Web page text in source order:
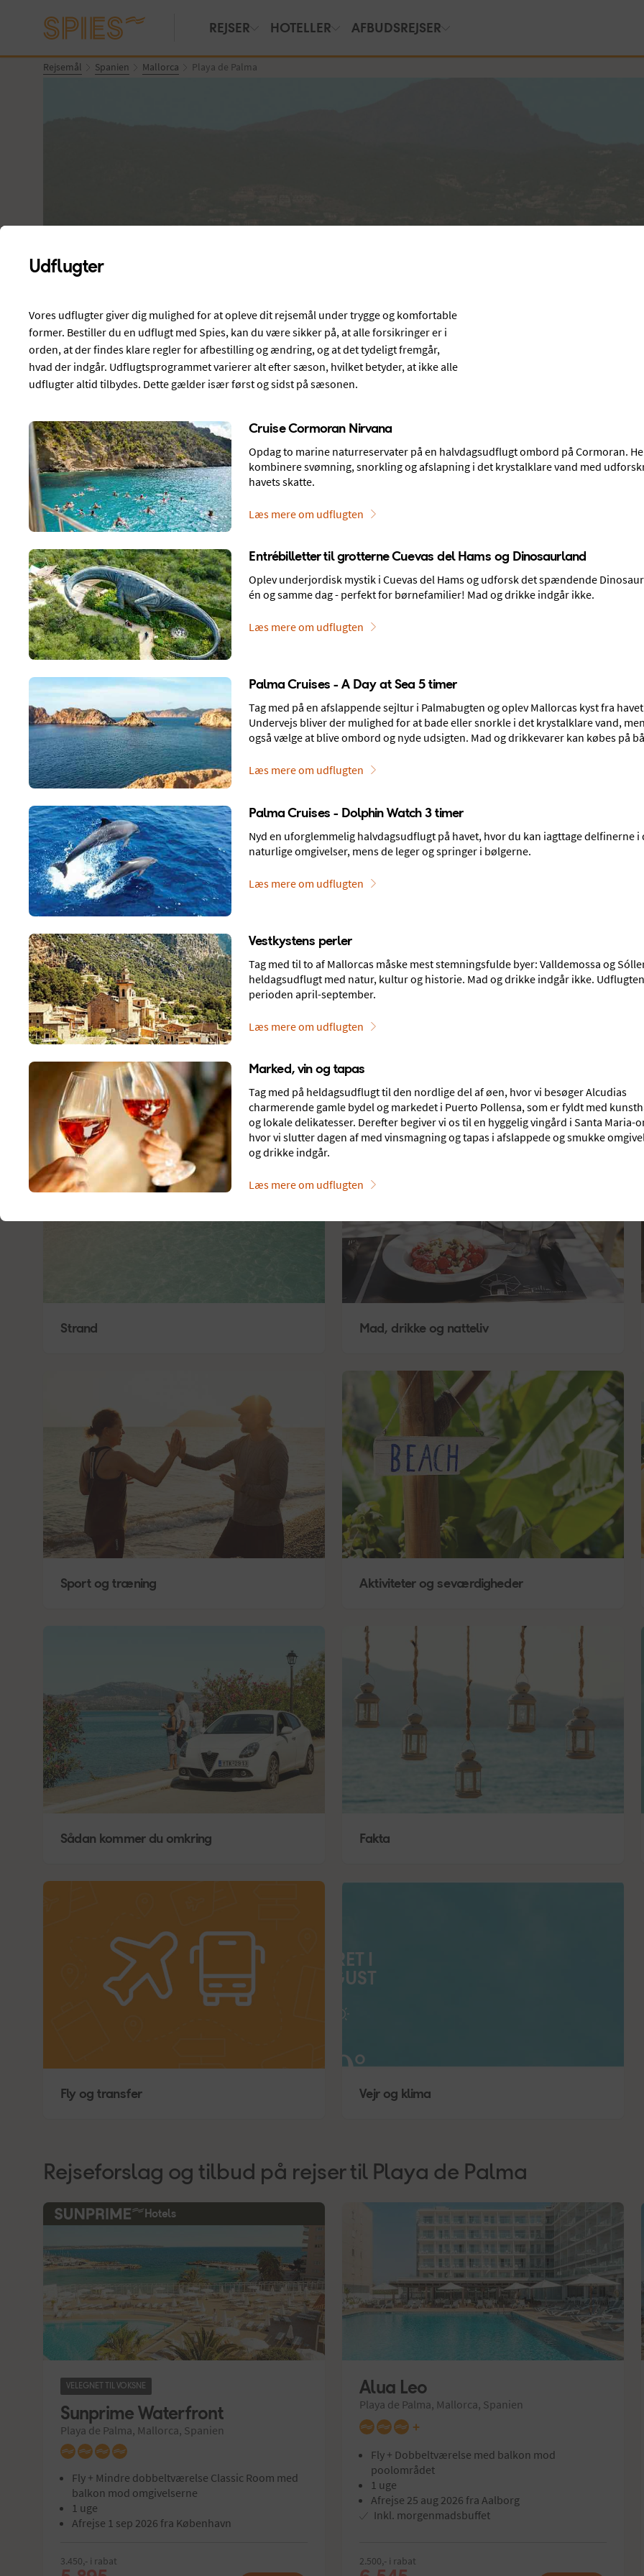
REJSER HOTELLER AFBUDSREJSER
Rejsemål Spanien Mallorca Playa de Palma
VELEGNET TIL TRÆNING
Rejser tilPlaya de Palma
Mallorca,Spanien
Playa de Palma på Mallorca byder på en flere kilometer lang sandstrand, hoteller ved havet og kort afstand til
Palma, hvor der findes shoppingmuligheder, restauranter og et livligt natteliv.
Læs mere om Playa de Palma
Spies' gæster om Playa de Palma
Bedømmelse fra Spies gæster: 4.5/5
Strande
4,4
Restauranter og barer
4,3
Børnevenligt
4,2
Flere bedømmelser
FIND DIT HOTEL
Find din rejse tilPlaya de Palma
Bestil din rejse
FRA
København
REJSEMÅL
Playa de Palma, Spanien
REJSELÆNGDE
OmPlaya de Palma
Udflugter
Vores udflugter giver dig mulighed for at opleve dit rejsemål under trygge og komfortable
former. Bestiller du en udflugt med Spies, kan du være sikker på, at alle forsikringer er i
orden, at der findes klare regler for afbestilling og ændring, og at det tydeligt fremgår,
hvad der indgår. Udflugtsprogrammet varierer alt efter sæson, hvilket betyder, at ikke alle
udflugter altid tilbydes. Dette gælder især først og sidst på sæsonen.
Cruise Cormoran Nirvana
Opdag to marine naturreservater på en halvdagsudflugt ombord på Cormoran.
kombinere svømning, snorkling og afslapning i det krystalklare vand med
havets skatte.
Læs mere om udflugten
Entrébilletter til grotterne Cuevas del Hams og Dinosaurland
Oplev underjordisk mystik i Cuevas del Hams og udforsk det spændende
én og samme dag - perfekt for børnefamilier! Mad og drikke indgår ikke.
Læs mere om udflugten
Palma Cruises - A Day at Sea 5 timer
Tag med på en afslappende sejltur i Palmabugten og oplev Mallorcas kyst fra
Undervejs bliver der mulighed for at bade eller snorkle i det krystalklare vand,
også vælge at blive ombord og nyde udsigten. Mad og drikkevarer kan købes på
Læs mere om udflugten
Palma Cruises - Dolphin Watch 3 timer
Nyd en uforglemmelig halvdagsudflugt på havet, hvor du kan iagttage delfinerne i
naturlige omgivelser, mens de leger og springer i bølgerne.
Læs mere om udflugten
Vestkystens perler
Tag med til to af Mallorcas måske mest stemningsfulde byer: Valldemossa og
heldagsudflugt med natur, kultur og historie. Mad og drikke indgår ikke.
perioden april-september.
Læs mere om udflugten
Marked, vin og tapas
Tag med på heldagsudflugt til den nordlige del af øen, hvor vi besøger Alcudias
charmerende gamle bydel og markedet i Puerto Pollensa, som er fyldt med
og lokale delikatesser. Derefter begiver vi os til en hyggelig vingård i Santa Maria-
hvor vi slutter dagen af med vinsmagning og tapas i afslappede og smukke
og drikke indgår.
Læs mere om udflugten
Strand Mad, drikke og natteliv
Sport og træning Aktiviteter og seværdigheder
Sådan kommer du omkring Fakta
Fly og transfer
VEJRET I
AUGUST
30°
22°
Vejr og klima
Rejseforslag og tilbud på rejser til Playa de Palma
Hotels
VELEGNET TIL VOKSNE
Sunprime Waterfront
Playa de Palma, Mallorca, Spanien
Fly + Mindre dobbeltværelse Classic Room med
balkon mod omgivelserne
1 uge
Afrejse 1 sep 2026 fra København
3.450,- i rabat
Alua Leo
Playa de Palma, Mallorca, Spanien
+
Fly + Dobbeltværelse med balkon mod
poolområdet
1 uge
Afrejse 25 aug 2026 fra Aalborg
Inkl. morgenmadsbuffet
2.500,- i rabat